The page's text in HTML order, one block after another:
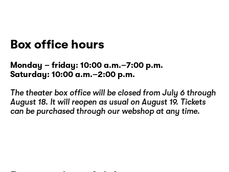
Box office hours
Monday – friday: 10:00 a.m.–7:00 p.m.
Saturday: 10:00 a.m.–2:00 p.m.
The theater box office will be closed from July 6 through
August 18. It will reopen as usual on August 19. Tickets
can be purchased through our webshopat any time.